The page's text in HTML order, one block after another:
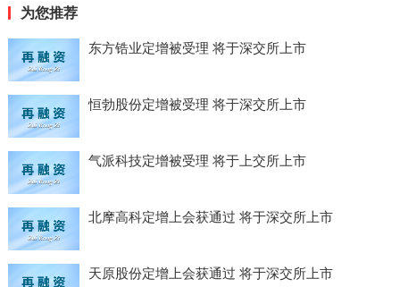
为您推荐
东方锆业定增被受理 将于深交所上市
恒勃股份定增被受理 将于深交所上市
气派科技定增被受理 将于上交所上市
北摩高科定增上会获通过 将于深交所上市
天原股份定增上会获通过 将于深交所上市